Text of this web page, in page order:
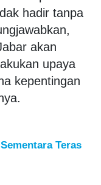
hadir tanpa
akan
upaya
kepentingan
Teras